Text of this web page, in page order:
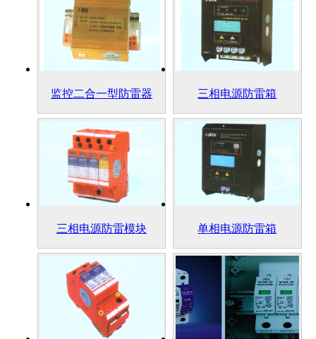
监控二合一型防雷器 三相电源防雷箱
三相电源防雷模块 单相电源防雷箱